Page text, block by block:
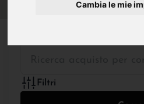
Cambia le mie
Filtri